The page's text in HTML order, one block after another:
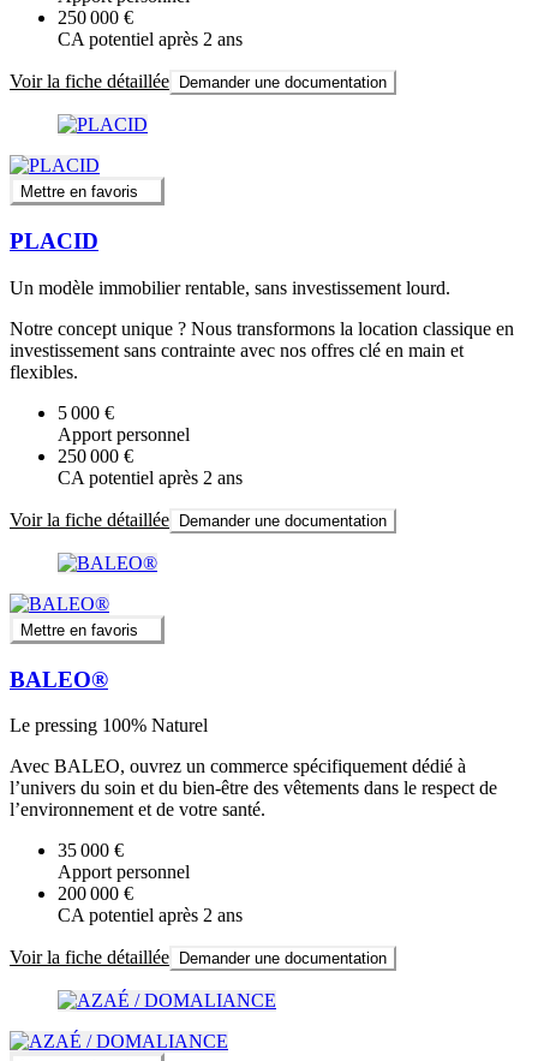
250 000 €
CA potentiel après 2 ans
Voir la fiche détaillée Demander une documentation
Mettre en favoris
PLACID
Un modèle immobilier rentable, sans investissement lourd.
Notre concept unique ? Nous transformons la location classique en
investissement sans contrainte avec nos offres clé en main et
flexibles.
5 000 €
Apport personnel
250 000 €
CA potentiel après 2 ans
Voir la fiche détaillée Demander une documentation
Mettre en favoris
BALEO®
Le pressing 100% Naturel
Avec BALEO, ouvrez un commerce spécifiquement dédié à
l’univers du soin et du bien-être des vêtements dans le respect de
l’environnement et de votre santé.
35 000 €
Apport personnel
200 000 €
CA potentiel après 2 ans
Voir la fiche détaillée Demander une documentation